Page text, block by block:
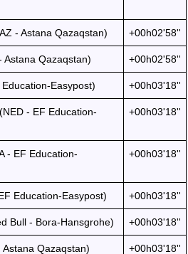
- Astana Qazaqstan) +00h02'58''
Astana Qazaqstan) +00h02'58''
Easypost) +00h03'18''
- EF Education-
+00h03'18''
- EF Education-
+00h03'18''
Education-Easypost) +00h03'18''
Bull - Bora-Hansgrohe) +00h03'18''
Astana Qazaqstan) +00h03'18''